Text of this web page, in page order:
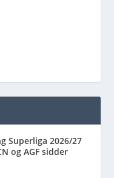
Superliga 2026/27
og AGF sidder